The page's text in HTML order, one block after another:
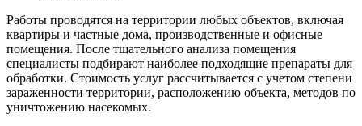
Работы проводятся на территории любых объектов, включая
квартиры и частные дома, производственные и офисные
помещения. После тщательного анализа помещения
специалисты подбирают наиболее подходящие препараты для
обработки. Стоимость услуг рассчитывается с учетом степени
зараженности территории, расположению объекта, методов по
уничтожению насекомых.